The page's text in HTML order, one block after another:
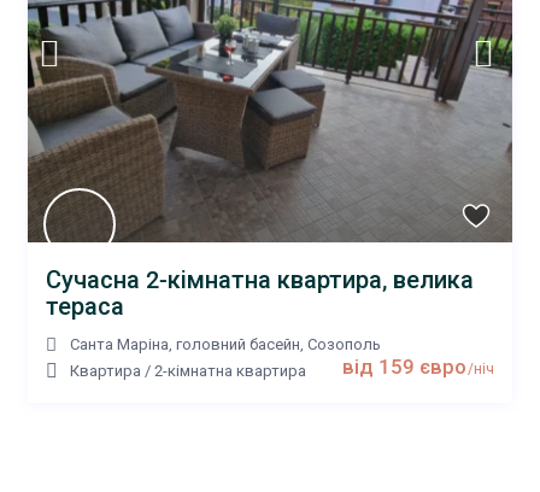
від 159 євро/ніч
Сучасна 2-кімнатна квартира, велика
тераса
Санта Маріна, головний басейн,Созополь
Квартира /2-кімнатна квартира